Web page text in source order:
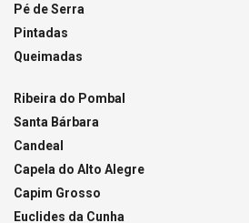
Pé de Serra
Pintadas
Queimadas
Ribeira do Pombal
Santa Bárbara
Candeal
Capela do Alto Alegre
Capim Grosso
Euclides da Cunha